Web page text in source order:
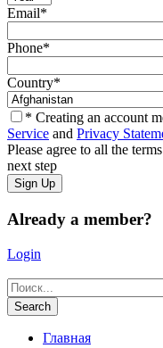
Email*
Phone*
Country*
* Creating an account
Service and Privacy
Please agree to all the
next step
Already a member?
Login
Главная